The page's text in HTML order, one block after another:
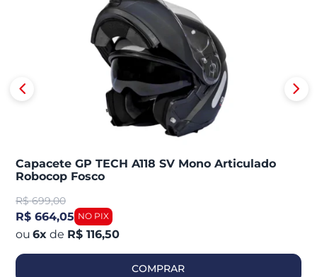
Capacete GP TECH A118 SV Mono Articulado
Robocop Fosco
R$ 699,00
R$ 664,05
6x de R$ 116,50
COMPRAR